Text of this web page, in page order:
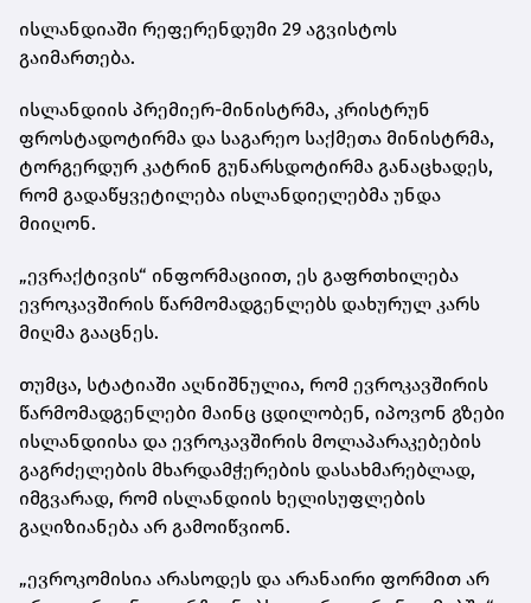
ისლანდიაში რეფერენდუმი 29 აგვისტოს
გაიმართება.
ისლანდიის პრემიერ-მინისტრმა, კრისტრუნ
ფროსტადოტირმა და საგარეო საქმეთა მინისტრმა,
ტორგერდურ კატრინ გუნარსდოტირმა განაცხადეს,
რომ გადაწყვეტილება ისლანდიელებმა უნდა
მიიღონ.
„ევრაქტივის“ ინფორმაციით, ეს გაფრთხილება
ევროკავშირის წარმომადგენლებს დახურულ კარს
მიღმა გააცნეს.
თუმცა, სტატიაში აღნიშნულია, რომ ევროკავშირის
წარმომადგენლები მაინც ცდილობენ, იპოვონ გზები
ისლანდიისა და ევროკავშირის მოლაპარაკებების
გაგრძელების მხარდამჭერების დასახმარებლად,
იმგვარად, რომ ისლანდიის ხელისუფლების
გაღიზიანება არ გამოიწვიონ.
„ევროკომისია არასოდეს და არანაირი ფორმით არ